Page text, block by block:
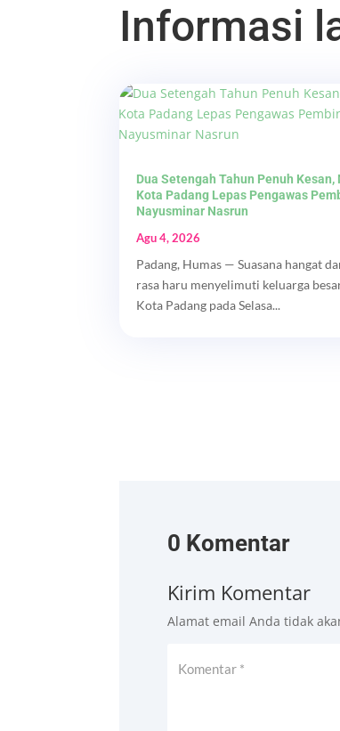
Informasi
Dua Setengah Tahun Penuh Kesan,
Kota Padang Lepas Pengawas
Nayusminar Nasrun
Agu 4, 2026
Padang, Humas — Suasana hangat
rasa haru menyelimuti keluarga
Kota Padang pada Selasa...
0 Komentar
Kirim Komentar
Alamat email Anda tidak